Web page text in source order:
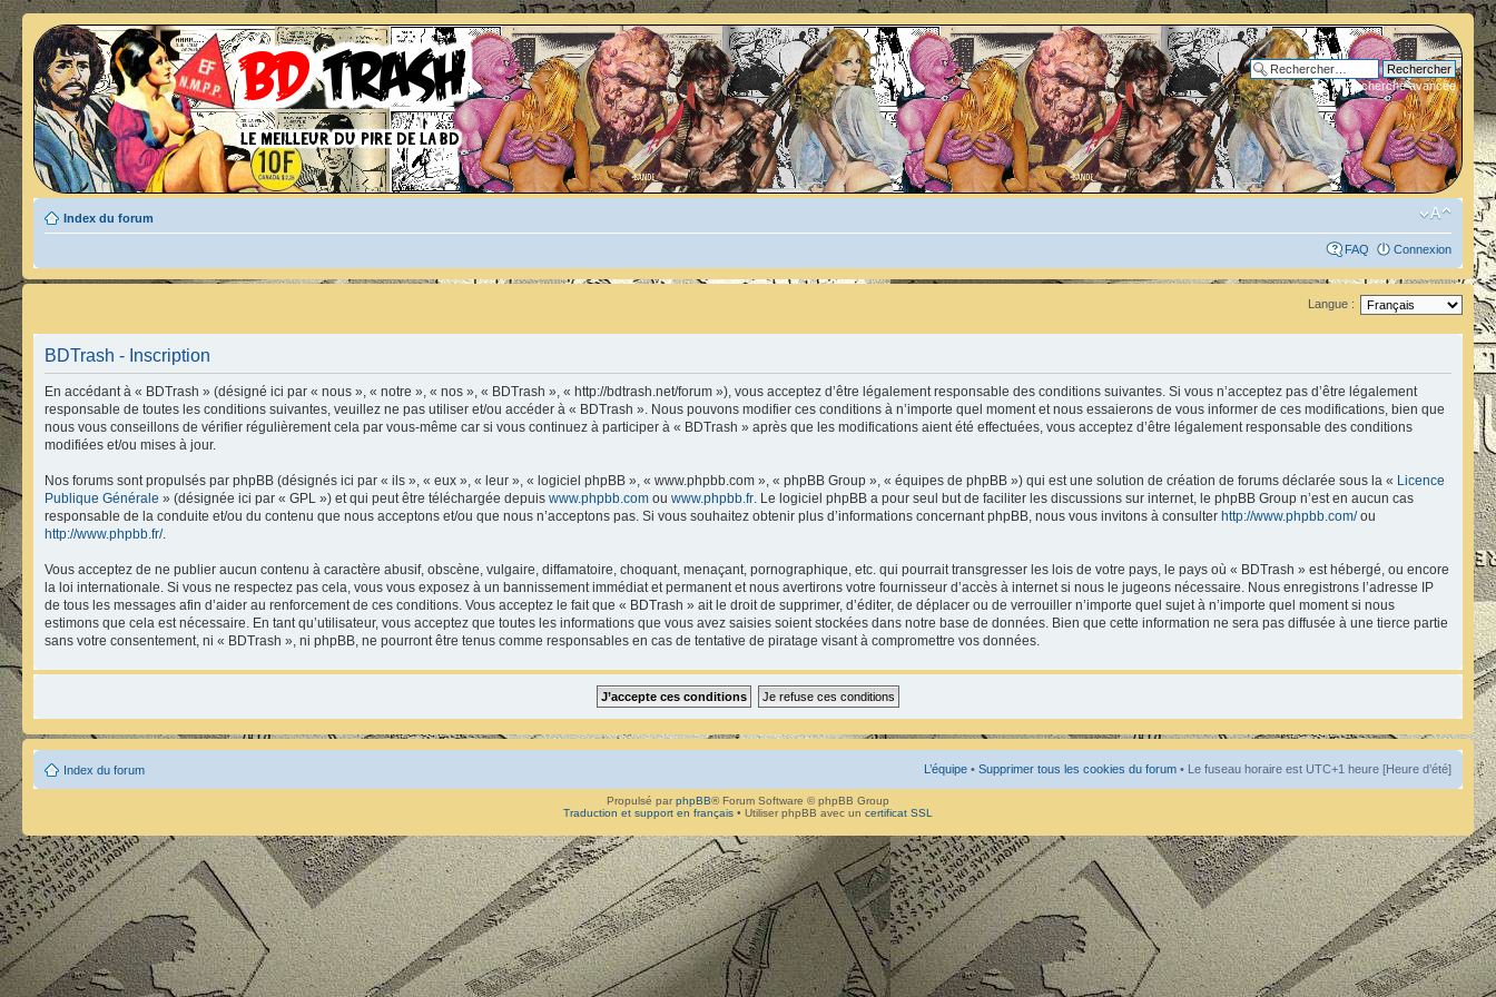
Recherche avancée
Index du forum
FAQ Connexion
Langue :
BDTrash - Inscription
En accédant à « BDTrash » (désigné ici par « nous », « notre », « nos », « BDTrash », « http://bdtrash.net/forum »), vous acceptez d’être légalement responsable des conditions suivantes. Si vous n’acceptez pas d’être légalement
responsable de toutes les conditions suivantes, veuillez ne pas utiliser et/ou accéder à « BDTrash ». Nous pouvons modifier ces conditions à n’importe quel moment et nous essaierons de vous informer de ces modifications, bien que
nous vous conseillons de vérifier régulièrement cela par vous-même car si vous continuez à participer à « BDTrash » après que les modifications aient été effectuées, vous acceptez d’être légalement responsable des conditions
modifiées et/ou mises à jour.
Nos forums sont propulsés par phpBB (désignés ici par « ils », « eux », « leur », « logiciel phpBB », « www.phpbb.com », « phpBB Group », « équipes de phpBB ») qui est une solution de création de forums déclarée sous la « Licence
Publique Générale » (désignée ici par « GPL ») et qui peut être téléchargée depuis www.phpbb.com ou www.phpbb.fr . Le logiciel phpBB a pour seul but de faciliter les discussions sur internet, le phpBB Group n’est en aucun cas
responsable de la conduite et/ou du contenu que nous acceptons et/ou que nous n’acceptons pas. Si vous souhaitez obtenir plus d’informations concernant phpBB, nous vous invitons à consulter http://www.phpbb.com/ou
http://www.phpbb.fr/.
Vous acceptez de ne publier aucun contenu à caractère abusif, obscène, vulgaire, diffamatoire, choquant, menaçant, pornographique, etc. qui pourrait transgresser les lois de votre pays, le pays où « BDTrash » est hébergé, ou encore
la loi internationale. Si vous ne respectez pas cela, vous vous exposez à un bannissement immédiat et permanent et nous avertirons votre fournisseur d’accès à internet si nous le jugeons nécessaire. Nous enregistrons l’adresse IP
de tous les messages afin d’aider au renforcement de ces conditions. Vous acceptez le fait que « BDTrash » ait le droit de supprimer, d’éditer, de déplacer ou de verrouiller n’importe quel sujet à n’importe quel moment si nous
estimons que cela est nécessaire. En tant qu’utilisateur, vous acceptez que toutes les informations que vous avez saisies soient stockées dans notre base de données. Bien que cette information ne sera pas diffusée à une tierce partie
sans votre consentement, ni « BDTrash », ni phpBB, ne pourront être tenus comme responsables en cas de tentative de piratage visant à compromettre vos données.
Index du forum L’équipe • Supprimer tous les cookies du forum • Le fuseau horaire est UTC+1 heure [Heure d’été]
Propulsé par phpBB® Forum Software © phpBB Group
Traduction et support en français • Utiliser phpBB avec un certificat SSL